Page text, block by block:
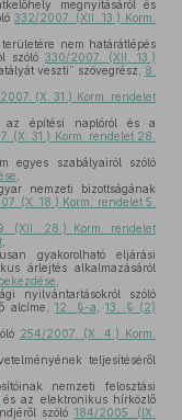
megnyitásáról és
332/2007. (XII. 13.) Korm.
nem határátlépés
szóló 330/2007. (XII. 13.)
veszti” szövegrész, 8.
(X. 31.) Korm. rendelet
az építési naplóról és a
(X. 31.) Korm. rendelet 28.
egyes szabályairól szóló
nemzeti bizottságának
(X. 18.) Korm. rendelet 5.
(XII. 28.) Korm. rendelet
gyakorolható eljárási
árlejtés alkalmazásáról
nyilvántartásokról szóló
alcíme,12. §-a ,13. § (2)
254/2007. (X. 4.) Korm.
teljesítéséről
nemzeti felosztási
és az elektronikus hírközlő
szóló 184/2005. (IX.